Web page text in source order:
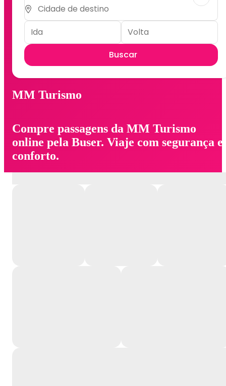
MM Turismo
Compre passagens da MM Turismo
online pela Buser. Viaje com segurança e
conforto.
Buscar